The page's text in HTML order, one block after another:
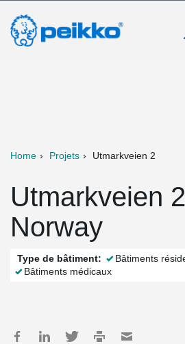
Home Projets Utmarkveien 2
Utmarkveien
Norway
Type de bâtiment:
Bâtiments
Bâtiments médicaux